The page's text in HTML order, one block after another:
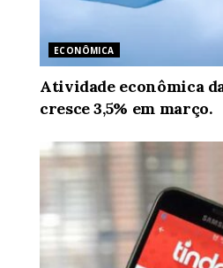
ECONÔMICA
Atividade econômica
cresce 3,5% em março.